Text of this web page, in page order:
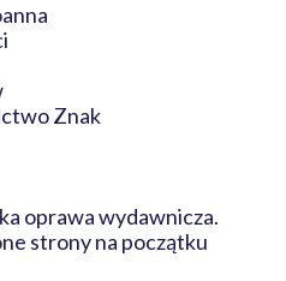
Znak
oprawa wydawnicza.
strony na początku